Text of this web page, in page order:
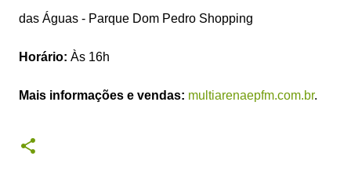
das Águas - Parque Dom Pedro Shopping
Horário: Às 16h
Mais informações e vendas: multiarenaepfm.com.br.